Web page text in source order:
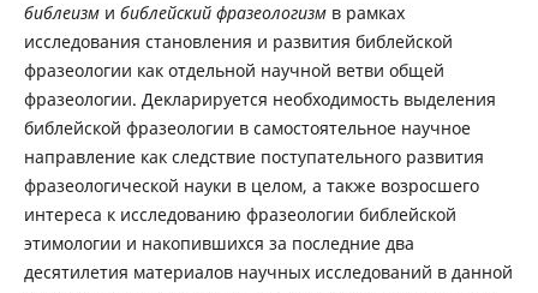
библеизми библейский фразеологизмв рамках
исследования становления и развития библейской
фразеологии как отдельной научной ветви общей
фразеологии. Декларируется необходимость выделения
библейской фразеологии в самостоятельное научное
направление как следствие поступательного развития
фразеологической науки в целом, а также возросшего
интереса к исследованию фразеологии библейской
этимологии и накопившихся за последние два
десятилетия материалов научных исследований в данной